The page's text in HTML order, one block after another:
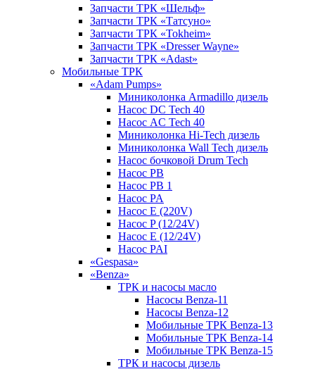
Запчасти ТРК «Шельф»
Запчасти ТРК «Татсуно»
Запчасти ТРК «Tokheim»
Запчасти ТРК «Dresser Wayne»
Запчасти ТРК «Adast»
Мобильные ТРК
«Adam Pumps»
Миниколонка Armadillo дизель
Насос DC Tech 40
Насос AC Tech 40
Миниколонка Hi-Tech дизель
Миниколонка Wall Tech дизель
Насос бочковой Drum Tech
Насос PB
Насос PB 1
Насос PA
Насос E (220V)
Насос P (12/24V)
Насос E (12/24V)
Насос PAI
«Gespasa»
«Benza»
ТРК и насосы масло
Насосы Benza-11
Насосы Benza-12
Мобильные ТРК Benza-13
Мобильные ТРК Benza-14
Мобильные ТРК Benza-15
ТРК и насосы дизель